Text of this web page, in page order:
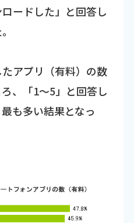
ードした」と回答し
アプリ（有料）の数
、「1～5」と回答し
も多い結果となっ